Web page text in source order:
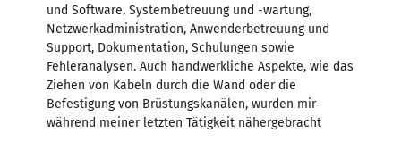
und Software, Systembetreuung und -wartung,
Netzwerkadministration, Anwenderbetreuung und
Support, Dokumentation, Schulungen sowie
Fehleranalysen. Auch handwerkliche Aspekte, wie das
Ziehen von Kabeln durch die Wand oder die
Befestigung von Brüstungskanälen, wurden mir
während meiner letzten Tätigkeit nähergebracht